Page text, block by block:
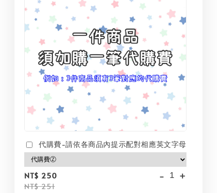
代購費-請依各商品內提示配對相應英文字母
NT$ 250
NT$ 251
- +